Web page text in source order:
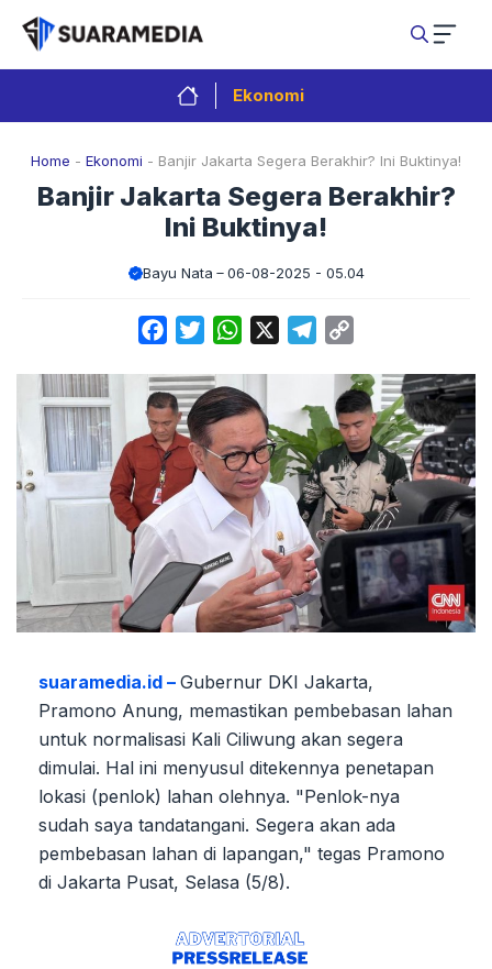
Langsung
isi
Ekonomi
Home - Ekonomi - Banjir Jakarta Segera Berakhir? Ini Buktinya!
Banjir Jakarta Segera Berakhir?
Ini Buktinya!
Bayu Nata 06-08-2025 - 05.04
FacebookTwitterWhatsApp Telegram
suaramedia.id – Gubernur DKI Jakarta,
Pramono Anung, memastikan pembebasan lahan
untuk normalisasi Kali Ciliwung akan segera
dimulai. Hal ini menyusul ditekennya penetapan
lokasi (penlok) lahan olehnya. "Penlok-nya
sudah saya tandatangani. Segera akan ada
pembebasan lahan di lapangan," tegas Pramono
di Jakarta Pusat, Selasa (5/8).